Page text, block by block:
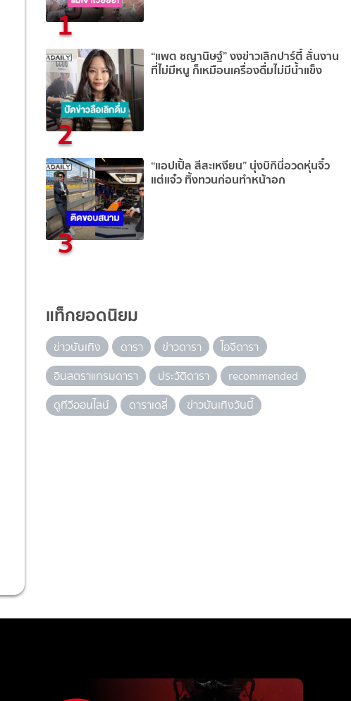
1
2
“แพต ชญานิษฐ์” งงข่าวเลิกปาร์ตี้ ลั่นงาน
ที่ไม่มีหนู ก็เหมือนเครื่องดื่มไม่มีน้ำแข็ง
3
“แอปเปิ้ล สีสะเหงียน” นุ่งบิกินี่อวดหุ่นจิ๋ว
แต่แจ๋ว ทิ้งทวนก่อนทำหน้าอก
แท็กยอดนิยม
ข่าวบันเทิง ดารา ข่าวดารา
ไอจีดารา
อินสตราแกรมดารา
ประวัติดารา
recommended
ดูทีวีออนไลน์
ดาราเดลี่ ข่าวบันเทิงวันนี้